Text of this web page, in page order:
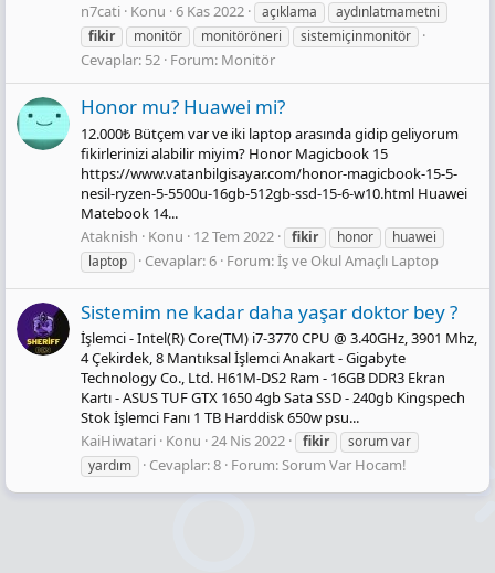
n7cati Konu 6 Kas 2022 açıklama
aydınlatmametni
fikir
monitör monitöröneri sistemiçinmonitör
Cevaplar: 52 Forum: Monitör
Honor mu? Huawei mi?
12.000₺ Bütçem var ve iki laptop arasında gidip geliyorum
fikirlerinizi alabilir miyim? Honor Magicbook 15
https://www.vatanbilgisayar.com/honor-magicbook-15-5-
nesil-ryzen-5-5500u-16gb-512gb-ssd-15-6-w10.html Huawei
Matebook 14...
Ataknish
Konu 12 Tem 2022 fikir honor
huawei
laptop
Cevaplar: 6 Forum:İş ve Okul Amaçlı Laptop
Sistemim ne kadar daha yaşar doktor bey ?
İşlemci - Intel(R) Core(TM) i7-3770 CPU @ 3.40GHz, 3901 Mhz,
4 Çekirdek, 8 Mantıksal İşlemci Anakart - Gigabyte
Technology Co., Ltd. H61M-DS2 Ram - 16GB DDR3 Ekran
Kartı - ASUS TUF GTX 1650 4gb Sata SSD - 240gb Kingspech
Stok İşlemci Fanı 1 TB Harddisk 650w psu...
KaiHiwatari Konu 24 Nis 2022 fikir
sorum var
yardım
Cevaplar: 8 Forum:Sorum Var Hocam!